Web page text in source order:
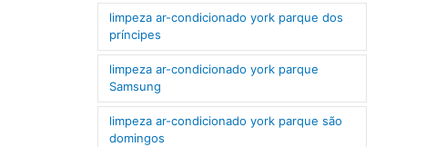
limpeza ar-condicionado york parque dos
príncipes
limpeza ar-condicionado york parque
Samsung
limpeza ar-condicionado york parque são
domingos